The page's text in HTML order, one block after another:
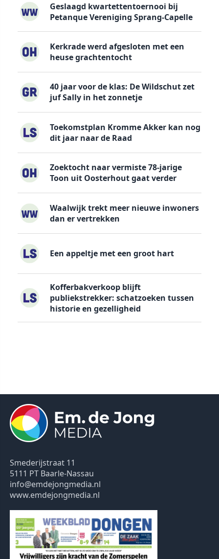
Geslaagd kwartettentoernooi bij
Petanque Vereniging Sprang-Capelle
Kerkrade werd afgesloten met een
heuse grachtentocht
40 jaar voor de klas: De Wildschut zet
juf Sally in het zonnetje
Toekomstplan Kromme Akker kan nog
dit jaar naar de Raad
Zoektocht naar vermiste 78-jarige
Toon uit Oosterhout gaat verder
Waalwijk trekt meer nieuwe inwoners
dan er vertrekken
Een appeltje met een groot hart
Kofferbakverkoop blijft
publiekstrekker: schatzoeken tussen
historie en gezelligheid
Smederijstraat 11
5111 PT Baarle-Nassau
info@emdejongmedia.nl
www.emdejongmedia.nl